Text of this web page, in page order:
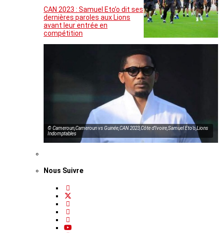
CAN 2023 : Samuel Eto’o dit ses
dernières paroles aux Lions
avant leur entrée en
compétition
© Cameroun,Cameroun vs Guinée,CAN 2023,Côte d’Ivoire,Samuel Eto’o,Lions
Indomptables
Nous Suivre